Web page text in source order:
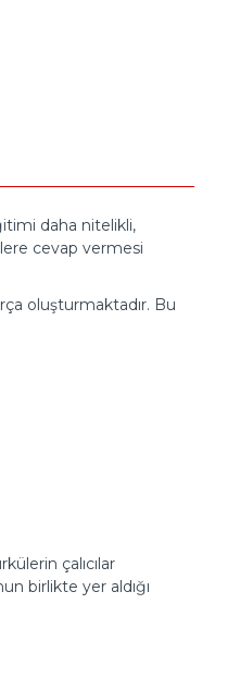
daha nitelikli,
cevap vermesi
oluşturmaktadır. Bu
çalıcılar
birlikte yer aldığı